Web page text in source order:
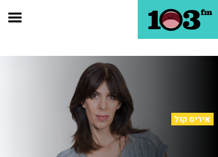
איריס קול